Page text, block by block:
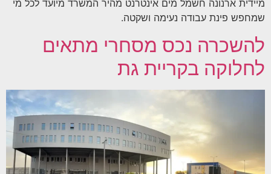
מיידית ארנונה חשמל מים אינטרנט מהיר המשרד מיועד לכל מי
שמחפש פינת עבודה נעימה ושקטה.
להשכרה נכס מסחרי מתאים
לחלוקה בקריית גת